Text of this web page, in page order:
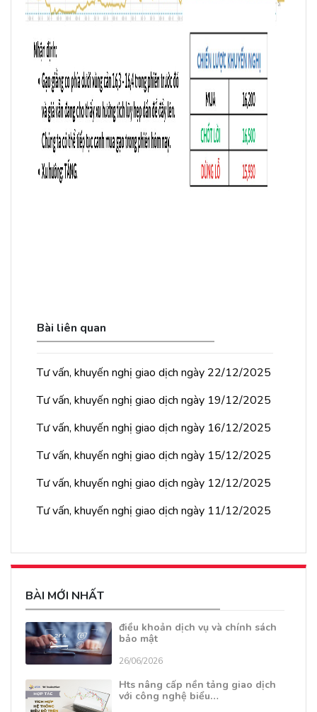
Bài liên quan
Tư vấn, khuyến nghị giao dịch ngày 22/12/2025
Tư vấn, khuyến nghị giao dịch ngày 19/12/2025
Tư vấn, khuyến nghị giao dịch ngày 16/12/2025
Tư vấn, khuyến nghị giao dịch ngày 15/12/2025
Tư vấn, khuyến nghị giao dịch ngày 12/12/2025
Tư vấn, khuyến nghị giao dịch ngày 11/12/2025
BÀI MỚI NHẤT
điều khoản dịch vụ và chính sách
bảo mật
26/06/2026
Hts nâng cấp nền tảng giao dịch
với công nghệ biểu…